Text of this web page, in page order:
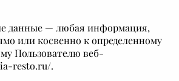
данные — любая информация,
или косвенно к определенному
Пользователю веб-
resto.ru/.